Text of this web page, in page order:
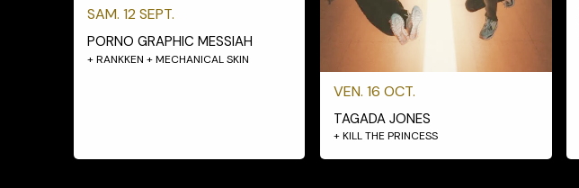
SAM. 12 SEPT.
PORNO GRAPHIC MESSIAH
+ RANKKEN + MECHANICAL SKIN
VEN. 16 OCT.
TAGADA JONES
+ KILL THE PRINCESS